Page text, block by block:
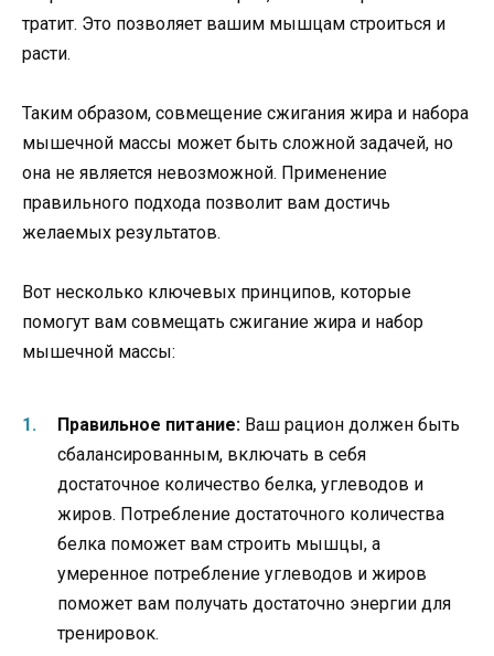
тратит. Это позволяет вашим мышцам строиться и
расти.
Таким образом, совмещение сжигания жира и набора
мышечной массы может быть сложной задачей, но
она не является невозможной. Применение
правильного подхода позволит вам достичь
желаемых результатов.
Вот несколько ключевых принципов, которые
помогут вам совмещать сжигание жира и набор
мышечной массы:
Правильное питание: Ваш рацион должен быть
сбалансированным, включать в себя
достаточное количество белка, углеводов и
жиров. Потребление достаточного количества
белка поможет вам строить мышцы, а
умеренное потребление углеводов и жиров
поможет вам получать достаточно энергии для
тренировок.